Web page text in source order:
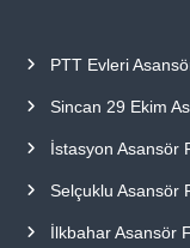
PTT Evleri
Sincan 29 Ekim
İstasyon Asansör
Selçuklu Asansör
İlkbahar Asansör